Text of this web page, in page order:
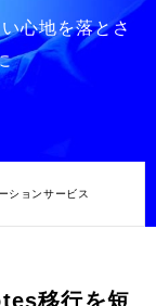
心地を落とさ
ションサービス
移行を短